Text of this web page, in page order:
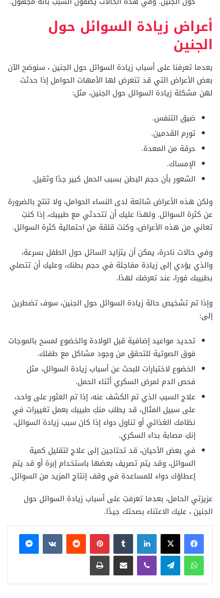
أعراض زيادة السوائل حول
الجنين
بعدما تعرفنا على أسباب زيادة السوائل حول الجنين ، سنوضح الآن
بعض الأعراض التي قد تتعرض لها الأمهات الحوامل إذا حدثت
لهن مشكلة زيادة السوائل حول الجنين، مثل:
ضيق التنفس.
تورم القدمين.
حرقة من المعدة.
الإمساك.
الشعور بأن حجم البطن بسبب الحمل كبير جدًا وثقيل.
ولكن هذه الأعراض شائعة لدى النساء الحوامل، ولا تنتج بالضرورة
عن كثرة السوائل. ولهذا عليكِ أن تتحدثي مع طبيبك، إذا كنتِ
تعاني من هذه الأعراض، وكنت قلقة من احتمالية كثرة السوائل.
وفي حالات نادرة، يمكن أن يتزايد السائل حول الطفل بسرعة،
والذي يؤدي إلى زيادة مفاجئة في حجم بطنك، وعليكِ أن تتصلي
بطبيبك فورا، عند تعرضك لهذا.
وإذا تم تشخيص حالة زيادة السوائل حول الجنين، سوف تضطرين
إلى:
تحديد مواعيد إضافية قبل الولادة والخضوع لمسح بالموجات
فوق الصوتية للتحقق من وجود مشاكل مع طفلك.
الخضوع لاختبارات للبحث عن أسباب زيادة السوائل، مثل
فحص الدم لمرض السكري أثناء الحمل.
علاج السبب الذي تم الكشف عنه، إذا تم العثور على واحد،
على سبيل المثال، قد يطلب منكِ طبيبك بعمل تغييرات في
نظامك الغذائي أو تناول دواء إذا كان سبب زيادة السوائل،
إنكِ مصابة بداء السكري.
في بعض الأحيان، قد تحتاجين إلى علاج لتقليل كمية
السوائل، وقد يتم تصريف بعضها باستخدام إبرة أو قد يتم
إعطاؤك دواء للمساعدة في وقف إنتاج المزيد من السوائل.
عزيزتي الحامل، بعدما تعرفتِ على أسباب زيادة السوائل حول
الجنين ، عليك الاعتناء بصحتك جيدًا.
فيسبوكX لينكدإن بينتيريست
ماسنجر
واتساب تيلقرام ڤايبر مشاركة عبر البريد طباعة